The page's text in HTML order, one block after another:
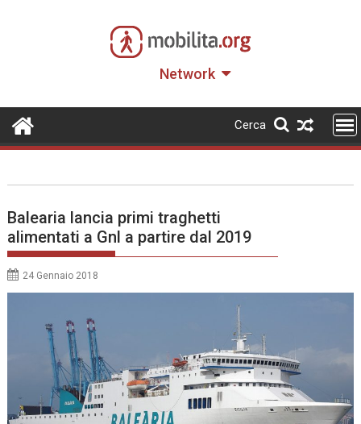
Network
Cerca
Balearia lancia primi traghetti
alimentati a Gnl a partire dal 2019
24 Gennaio 2018